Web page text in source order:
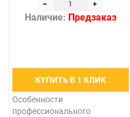
Наличие: Предзаказ
КУПИТЬ В 1 КЛИК
Особенности
профессионального